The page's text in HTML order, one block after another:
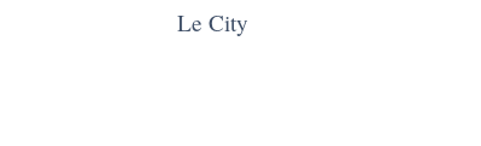
Le City